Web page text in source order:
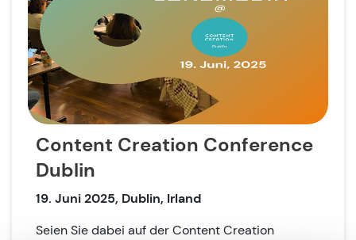
Content Creation Conference
Dublin
19. Juni 2025, Dublin, Irland
Seien Sie dabei auf der Content Creation